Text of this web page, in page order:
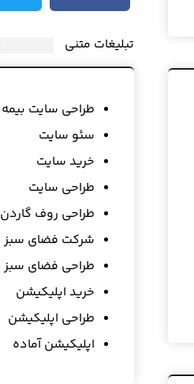
تبلیغات متنی
طراحی سایت بیمه
سئو سایت
خرید سایت
طراحی سایت
طراحی روف گاردن
شرکت فضای سبز
طراحی فضای سبز
خرید اپلیکیشن
طراحی اپلیکیشن
اپلیکیشن آماده